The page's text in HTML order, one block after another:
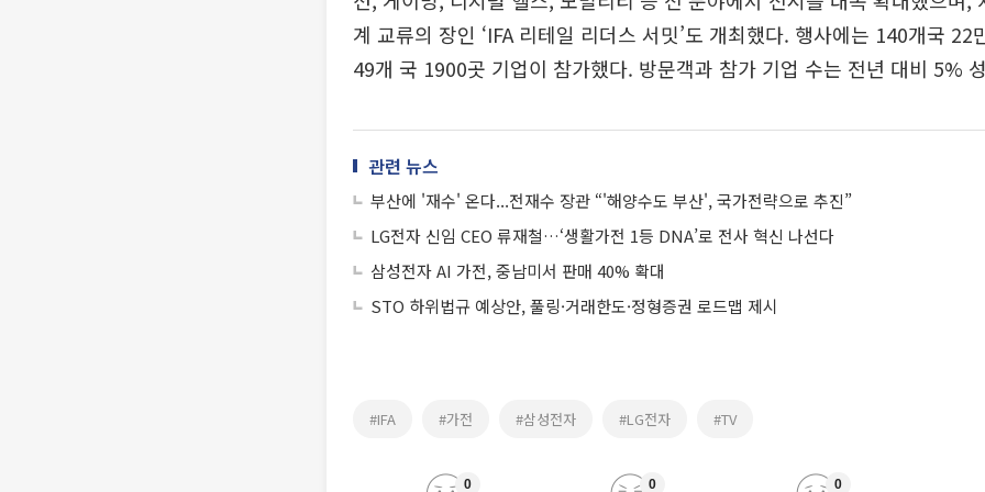
계 교류의 장인 ‘IFA 리테일 리더스 서밋’도 개최했다. 행사에는 140개국 22
49개 국 1900곳 기업이 참가했다. 방문객과 참가 기업 수는 전년 대비 5%
관련 뉴스
부산에 '재수' 온다...전재수 장관 “'해양수도 부산', 국가전략으로 추진”
LG전자 신임 CEO 류재철…‘생활가전 1등 DNA’로 전사 혁신 나선다
삼성전자 AI 가전, 중남미서 판매 40% 확대
STO 하위법규 예상안, 풀링·거래한도·정형증권 로드맵 제시
#IFA #가전 #삼성전자 #LG전자 #TV
0 0 0